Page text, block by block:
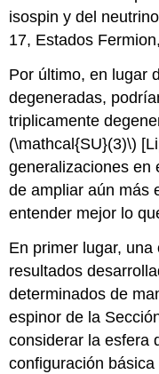
isospin y del
17, Estados
Por último, en lugar
degeneradas,
triplicamente
(\mathcal{SU}(3)\)
generalizaciones en
de ampliar aún más
entender mejor lo
En primer lugar,
resultados
determinados de
espinor de la
considerar la esfera
configuración